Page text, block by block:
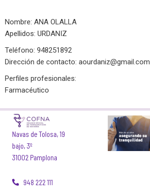
Nombre: ANA OLALLA
Apellidos: URDANIZ
Teléfono: 948251892
Dirección de contacto: aourdaniz@gmail.com
Perfiles profesionales:
Farmacéutico
Navas de Tolosa, 19
bajo, 3º
31002 Pamplona
948 222 111